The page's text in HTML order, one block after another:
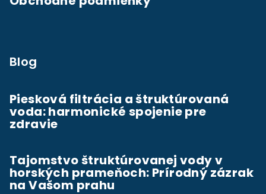
Blog
Piesková filtrácia a štruktúrovaná
voda: harmonické spojenie pre
zdravie
Tajomstvo štruktúrovanej vody v
horských prameňoch: Prírodný zázrak
na Vašom prahu